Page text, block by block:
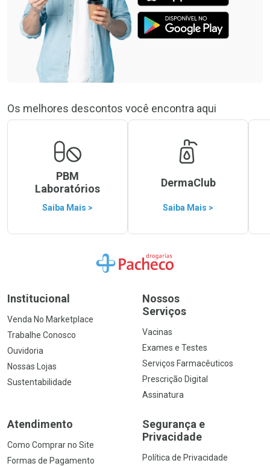
Os melhores descontos você encontra aqui
PBM
Laboratórios
Saiba Mais >
DermaClub
Saiba Mais >
Ir para a Home
Institucional
Venda No Marketplace
Trabalhe Conosco
Ouvidoria
Nossas Lojas
Sustentabilidade
Nossos
Serviços
Vacinas
Exames e Testes
Serviços Farmacêuticos
Prescrição Digital
Assinatura
Atendimento
Como Comprar no Site
Formas de Pagamento
Segurança e
Privacidade
Política de Privacidade